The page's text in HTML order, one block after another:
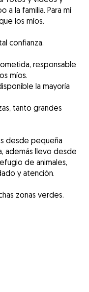
la familia. Para mí
los míos.
confianza.
responsable
míos.
la mayoría
tanto grandes
desde pequeña
además llevo desde
de animales,
y atención.
zonas verdes.